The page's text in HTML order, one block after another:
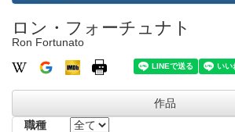
ロン・フォーチュナト
Ron Fortunato
作品
職種